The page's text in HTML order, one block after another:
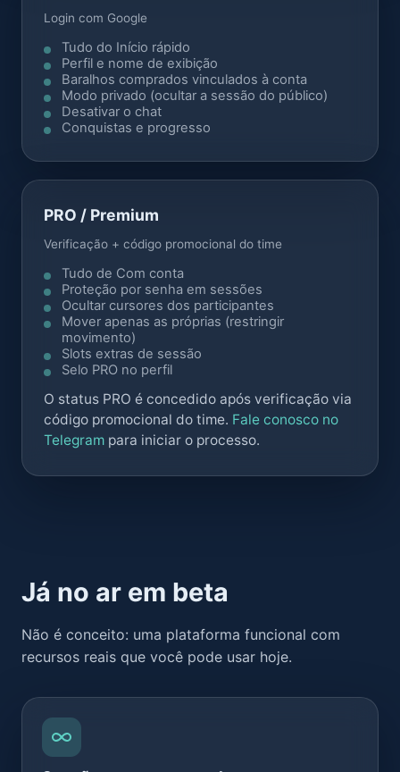
Login com Google
Tudo do Início rápido
Perfil e nome de exibição
Baralhos comprados vinculados à conta
Modo privado (ocultar a sessão do público)
Desativar o chat
Conquistas e progresso
PRO / Premium
Verificação + código promocional do time
Tudo de Com conta
Proteção por senha em sessões
Ocultar cursores dos participantes
Mover apenas as próprias (restringir
movimento)
Slots extras de sessão
Selo PRO no perfil
O status PRO é concedido após verificação via
código promocional do time. Fale conosco no
Telegram para iniciar o processo.
Já no ar em beta
Não é conceito: uma plataforma funcional com
recursos reais que você pode usar hoje.